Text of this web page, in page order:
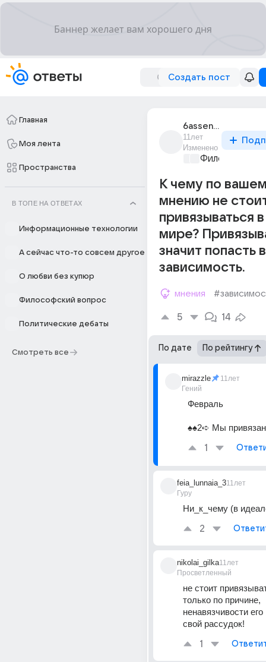
Создать пост
Главная
Моя лента
Пространства
В ТОПЕ НА ОТВЕТАХ
Информационные технологии
А сейчас что-то совсем другое
О любви без купюр
Философский вопрос
Политические дебаты
Смотреть все
6assenatasaum
11лет
Изменено
Философский
К чему по
мнению не
привязываться
мире?
значит попасть в
зависимость.
мнения
5 14
По дате По рейтингу
mirazzle
Гений
11лет
Февраль
♠♠2➪ Мы
1
feia_lunnaia_3
Гуру
11лет
Ни_к_чему (в
2
nikolai_gilka
Просветленный
11лет
не стоит
только по причине,
ненавязчивости
свой рассудок!
1